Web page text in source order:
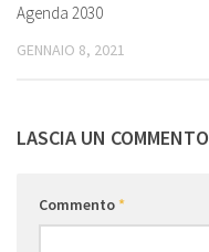
Agenda 2030
GENNAIO 8, 2021
LASCIA UN COMMENTO
Commento*